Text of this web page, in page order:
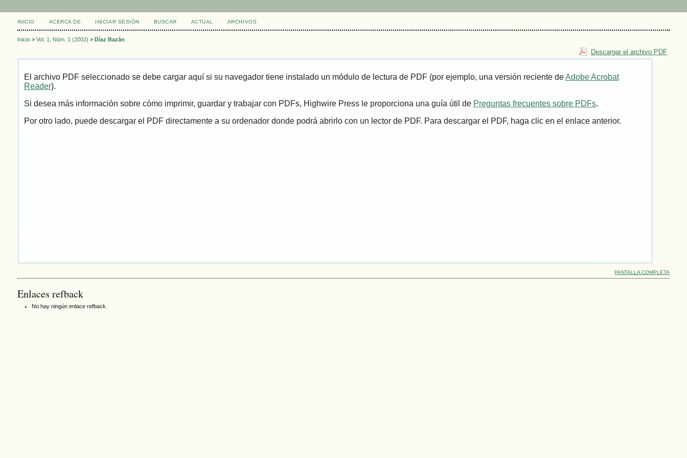
INICIO ACERCA DE INICIAR SESIÓN BUSCAR ACTUAL ARCHIVOS
Inicio> Vol. 1, Núm. 1 (2002) > Díaz Bazán
Descargar el archivo PDF
El archivo PDF seleccionado se debe cargar aquí si su navegador tiene instalado un módulo de lectura de PDF (por ejemplo, una versión reciente deAdobe Acrobat
Reader).
Si desea más información sobre cómo imprimir, guardar y trabajar con PDFs, Highwire Press le proporciona una guía útil de Preguntas frecuentes sobre PDFs.
Por otro lado, puede descargar el PDF directamente a su ordenador donde podrá abrirlo con un lector de PDF. Para descargar el PDF, haga clic en el enlace anterior.
PANTALLA COMPLETA
Enlaces refback
No hay ningún enlace refback.